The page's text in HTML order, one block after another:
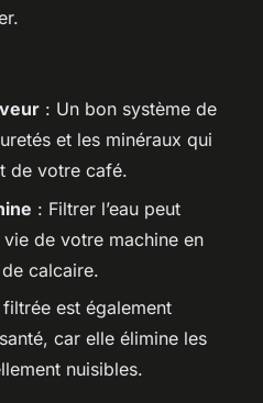
: Un bon système de
et les minéraux qui
de votre café.
: Filtrer l’eau peut
de votre machine en
calcaire.
est également
car elle élimine les
nuisibles.